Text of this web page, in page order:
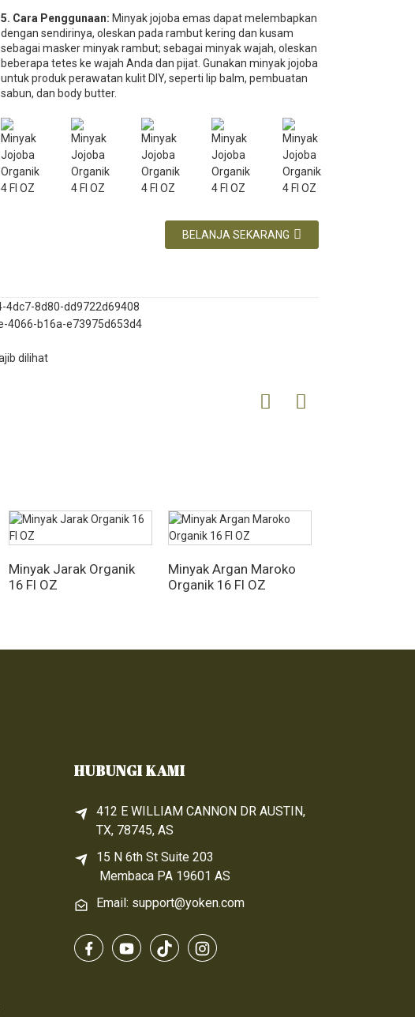
5. Cara Penggunaan: Minyak jojoba emas dapat melembapkan
dengan sendirinya, oleskan pada rambut kering dan kusam
sebagai masker minyak rambut; sebagai minyak wajah, oleskan
beberapa tetes ke wajah Anda dan pijat. Gunakan minyak jojoba
untuk produk perawatan kulit DIY, seperti lip balm, pembuatan
sabun, dan body butter.
BELANJA SEKARANG
Minyak Jarak Organik
16 Fl OZ
Minyak Argan Maroko
Organik 16 Fl OZ
HUBUNGI KAMI
412 E WILLIAM CANNON DR AUSTIN,
TX, 78745, AS
15 N 6th St Suite 203
Membaca PA 19601 AS
Email: support@yoken.com